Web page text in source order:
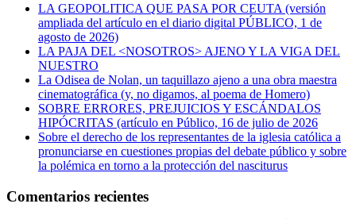
LA GEOPOLITICA QUE PASA POR CEUTA (versión
ampliada del artículo en el diario digital PÚBLICO, 1 de
agosto de 2026)
LA PAJA DEL <NOSOTROS> AJENO Y LA VIGA DEL
NUESTRO
La Odisea de Nolan, un taquillazo ajeno a una obra maestra
cinematográfica (y, no digamos, al poema de Homero)
SOBRE ERRORES, PREJUICIOS Y ESCÁNDALOS
HIPÓCRITAS (artículo en Público, 16 de julio de 2026
Sobre el derecho de los representantes de la iglesia católica a
pronunciarse en cuestiones propias del debate público y sobre
la polémica en torno a la protección del nasciturus
Comentarios recientes